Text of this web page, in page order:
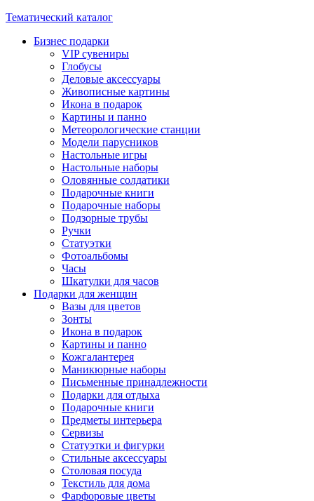
Тематический каталог
Бизнес подарки
VIP сувениры
Глобусы
Деловые аксессуары
Живописные картины
Икона в подарок
Картины и панно
Метеорологические станции
Модели парусников
Настольные игры
Настольные наборы
Оловянные солдатики
Подарочные книги
Подарочные наборы
Подзорные трубы
Ручки
Статуэтки
Фотоальбомы
Часы
Шкатулки для часов
Подарки для женщин
Вазы для цветов
Зонты
Икона в подарок
Картины и панно
Кожгалантерея
Маникюрные наборы
Письменные принадлежности
Подарки для отдыха
Подарочные книги
Предметы интерьера
Сервизы
Статуэтки и фигурки
Стильные аксессуары
Столовая посуда
Текстиль для дома
Фарфоровые цветы